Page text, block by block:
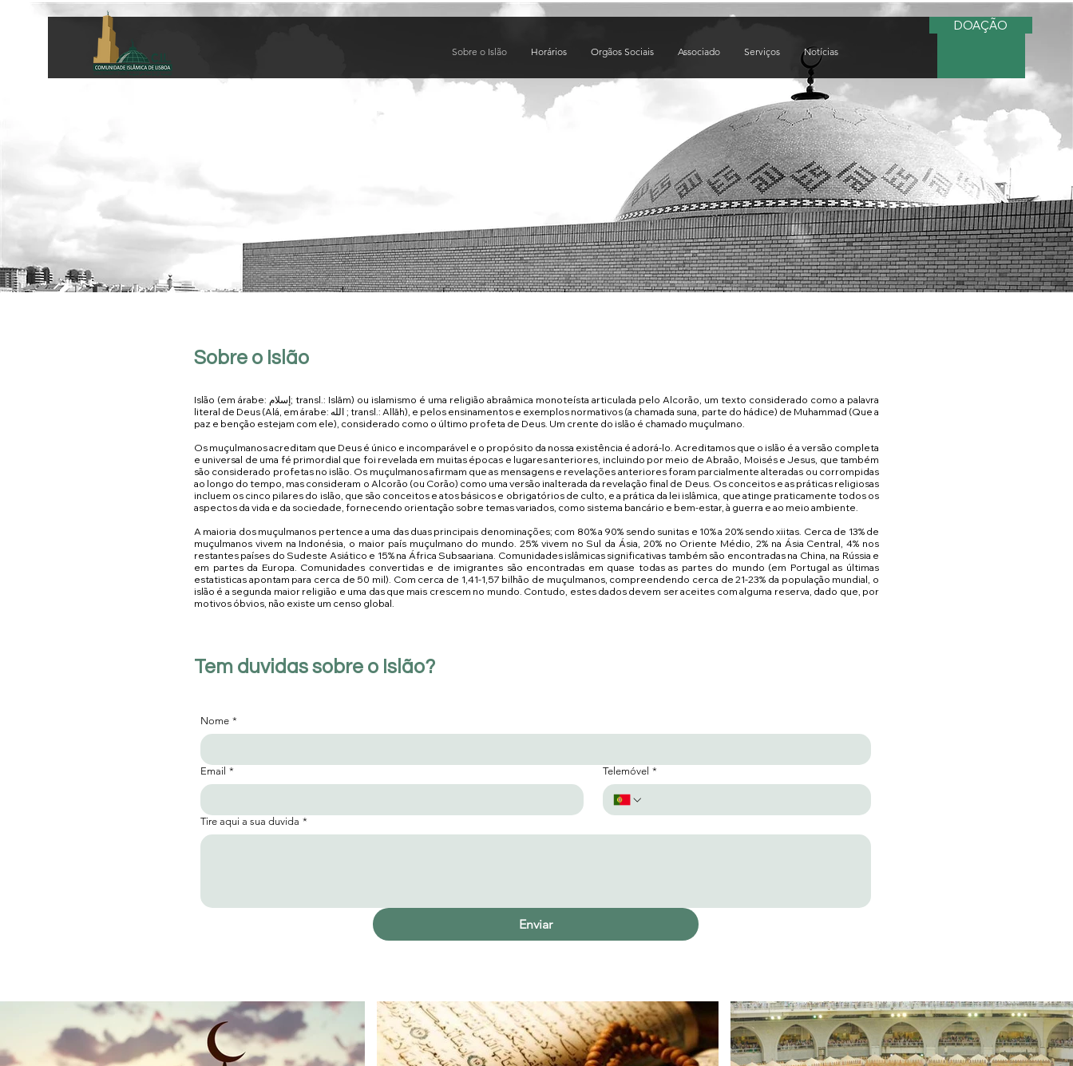
Sobre o Islão Horários Orgãos Sociais Associado Serviços Notícias
DOAÇÃO
Sobre o Islão
Islão (em árabe: إسلام; transl.: Islām) ou islamismo é uma religião abraâmica monoteísta articulada pelo Alcorão, um texto considerado como a palavra
literal de Deus (Alá, em árabe: الله ; transl.: Allāh), e pelos ensinamentos e exemplos normativos (a chamada suna, parte do hádice) de Muhammad (Que a
paz e benção estejam com ele), considerado como o último profeta de Deus. Um crente do islão é chamado muçulmano.
Os muçulmanos acreditam que Deus é único e incomparável e o propósito da nossa existência é adorá-lo. Acreditamos que o islão é a versão completa
e universal de uma fé primordial que foi revelada em muitas épocas e lugares anteriores, incluindo por meio de Abraão, Moisés e Jesus, que também
são considerado profetas no islão. Os muçulmanos afirmam que as mensagens e revelações anteriores foram parcialmente alteradas ou corrompidas
ao longo do tempo, mas consideram o Alcorão (ou Corão) como uma versão inalterada da revelação final de Deus. Os conceitos e as práticas religiosas
incluem os cinco pilares do islão, que são conceitos e atos básicos e obrigatórios de culto, e a prática da lei islâmica, que atinge praticamente todos os
aspectos da vida e da sociedade, fornecendo orientação sobre temas variados, como sistema bancário e bem-estar, à guerra e ao meio ambiente.
A maioria dos muçulmanos pertence a uma das duas principais denominações; com 80% a 90% sendo sunitas e 10% a 20% sendo xiitas. Cerca de 13% de
muçulmanos vivem na Indonésia, o maior país muçulmano do mundo. 25% vivem no Sul da Ásia, 20% no Oriente Médio, 2% na Ásia Central, 4% nos
restantes países do Sudeste Asiático e 15% na África Subsaariana. Comunidades islâmicas significativas também são encontradas na China, na Rússia e
em partes da Europa. Comunidades convertidas e de imigrantes são encontradas em quase todas as partes do mundo (em Portugal as últimas
estatisticas apontam para cerca de 50 mil). Com cerca de 1,41-1,57 bilhão de muçulmanos, compreendendo cerca de 21-23% da população mundial, o
islão é a segunda maior religião e uma das que mais crescem no mundo. Contudo, estes dados devem ser aceites com alguma reserva, dado que, por
motivos óbvios, não existe um censo global.
Tem duvidas sobre o Islão?
Nome *
Email * Telemóvel *
Tire aqui a sua duvida *
Enviar